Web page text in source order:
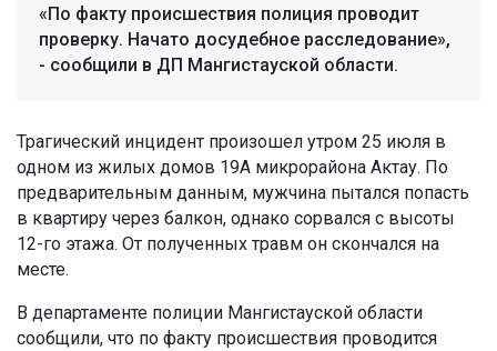
«По факту происшествия полиция проводит
проверку. Начато досудебное расследование»,
- сообщили в ДП Мангистауской области.
Трагический инцидент произошел утром 25 июля в
одном из жилых домов 19А микрорайона Актау. По
предварительным данным, мужчина пытался попасть
в квартиру через балкон, однако сорвался с высоты
12-го этажа. От полученных травм он скончался на
месте.
В департаменте полиции Мангистауской области
сообщили, что по факту происшествия проводится